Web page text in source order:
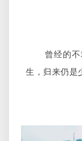
曾经的
生，归来仍是